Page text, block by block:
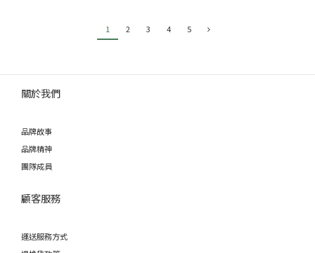
1 2 3 4 5
關於我們
品牌故事
品牌精神
團隊成員
顧客服務
運送服務方式